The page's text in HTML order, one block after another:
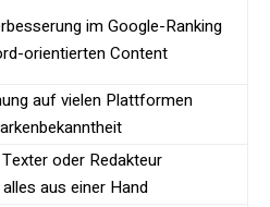
im Google-Ranking
orientierten Content
auf vielen Plattformen
oder Redakteur
aus einer Hand